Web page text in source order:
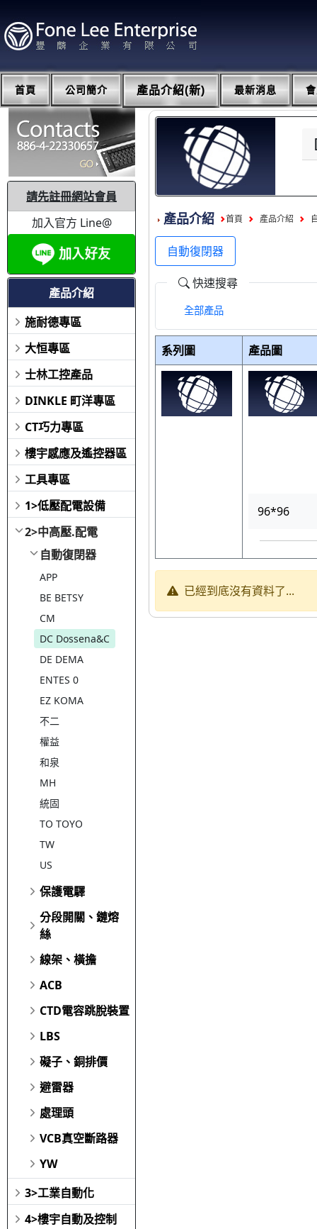
首頁 公司簡介 產品介紹(新) 最新消息
請先註冊網站會員
加入官方 Line@
產品介紹
施耐德專區
大恒專區
士林工控產品
DINKLE 町洋專區
CT巧力專區
樓宇感應及遙控器區
工具專區
1>低壓配電設備
2>中高壓.配電
自動復閉器
APP
BE BETSY
CM
DC Dossena&C
DE DEMA
ENTES 0
EZ KOMA
不二
權益
和泉
MH
統固
TO TOYO
TW
US
保護電驛
分段開關、鏈熔
絲
線架、橫擔
ACB
CTD電容跳脫裝置
LBS
礙子、銅排價
避雷器
處理頭
VCB真空斷路器
YW
3>工業自動化
4>樓宇自動及控制
產品介紹 首頁 產品介紹
自動復閉器
快速搜尋
全部產品
系列圖 產品圖
96*96
已經到底沒有資料了...